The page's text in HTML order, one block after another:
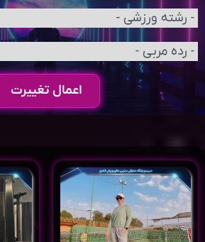
اعمال تغییرت